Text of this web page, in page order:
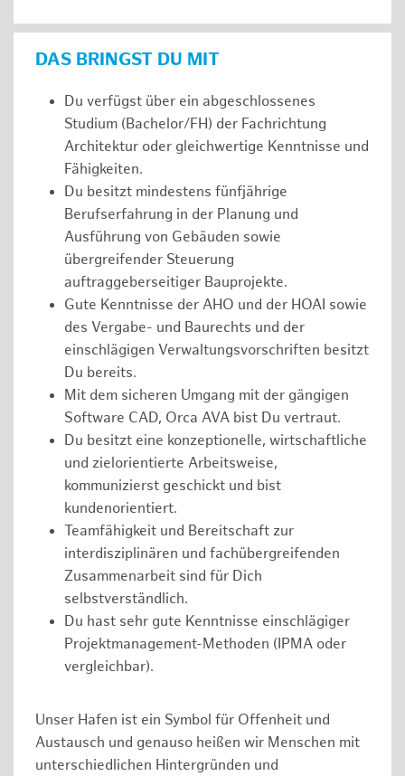
DAS BRINGST DU MIT
Du verfügst über ein abgeschlossenes
Studium (Bachelor/FH) der Fachrichtung
Architektur oder gleichwertige Kenntnisse und
Fähigkeiten.
Du besitzt mindestens fünfjährige
Berufserfahrung in der Planung und
Ausführung von Gebäuden sowie
übergreifender Steuerung
auftraggeberseitiger Bauprojekte.
Gute Kenntnisse der AHO und der HOAI sowie
des Vergabe- und Baurechts und der
einschlägigen Verwaltungsvorschriften besitzt
Du bereits.
Mit dem sicheren Umgang mit der gängigen
Software CAD, Orca AVA bist Du vertraut.
Du besitzt eine konzeptionelle, wirtschaftliche
und zielorientierte Arbeitsweise,
kommunizierst geschickt und bist
kundenorientiert.
Teamfähigkeit und Bereitschaft zur
interdisziplinären und fachübergreifenden
Zusammenarbeit sind für Dich
selbstverständlich.
Du hast sehr gute Kenntnisse einschlägiger
Projektmanagement-Methoden (IPMA oder
vergleichbar).
Unser Hafen ist ein Symbol für Offenheit und
Austausch und genauso heißen wir Menschen mit
unterschiedlichen Hintergründen und